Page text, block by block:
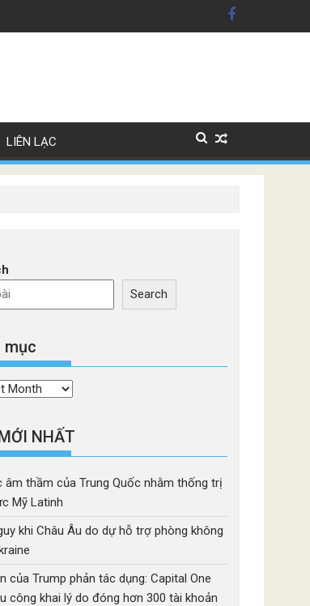
LIÊN LẠC
Search
mục
NHẤT
âm thầm của Trung Quốc nhằm thống trị
Mỹ Latinh
khi Châu Âu do dự hỗ trợ phòng không
của Trump phản tác dụng: Capital One
công khai lý do đóng hơn 300 tài khoản